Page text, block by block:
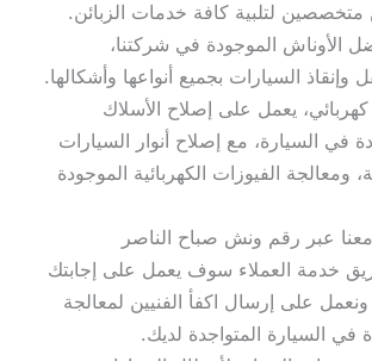
متخصصين لتلبية كافة خدمات الزبائن.
الأوناش الموجودة في شركتنا،
السيارات بجميع أنواعها وأشكالها.
كهربائي، يعمل على إصلاح الأسلاك
في السيارة، مع إصلاح أنوار السيارات
ومعالجة الفيوزات الكهربائية الموجودة
عبر رقم ونش صباح الناصر
وفريق خدمة العملاء سوف يعمل على إجابتك
ونعمل على إرسال اكفأ الفنيين لمعالجة
في السيارة المتواجدة لديك.